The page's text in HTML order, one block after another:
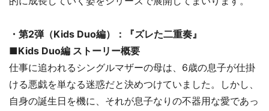
・第2弾（Kids Duo編）：『ズレた二重奏』
■Kids Duo編 ストーリー概要
仕事に追われるシングルマザーの母は、6歳の息子が仕掛
ける悪戯を単なる迷惑だと決めつけていました。しかし、
自身の誕生日を機に、それが息子なりの不器用な愛であっ